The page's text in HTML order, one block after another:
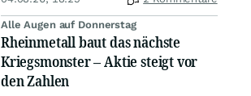
Alle Augen auf Donnerstag
Rheinmetall baut das nächste
Kriegsmonster – Aktie steigt vor
den Zahlen